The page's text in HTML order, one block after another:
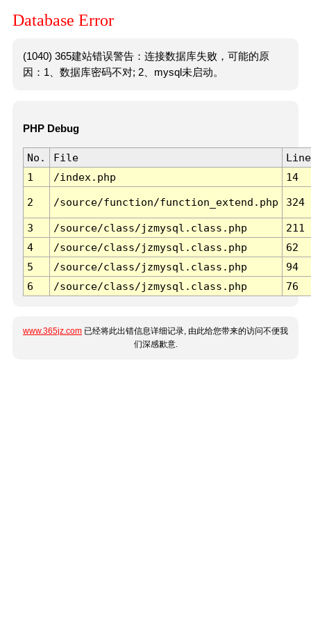
Database Error
(1040) 365建站错误警告：连接数据库失败，可能的原
因：1、数据库密码不对; 2、mysql未启动。
PHP Debug
No. File
Line
1
/index.php 14
2 /source/function/function_extend.php 324
3 /source/class/jzmysql.class.php
211
4
/source/class/jzmysql.class.php
62
5
/source/class/jzmysql.class.php
94
6
/source/class/jzmysql.class.php 76
www.365jz.com 已经将此出错信息详细记录, 由此给您带来的访问不便我
们深感歉意.